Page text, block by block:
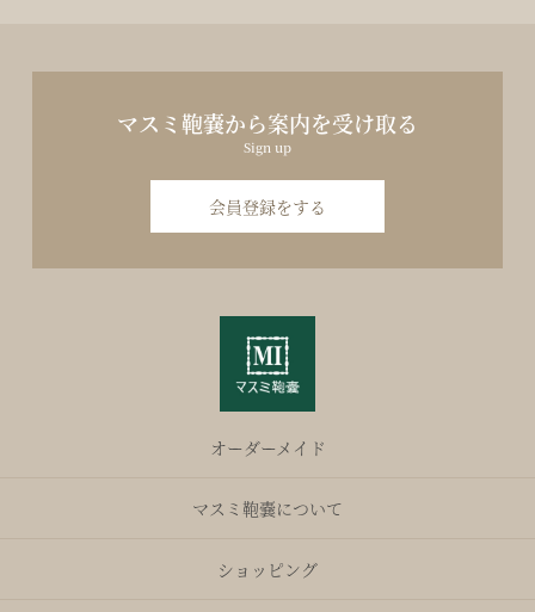
マスミ鞄嚢から案内を受け取る
Sign up
会員登録をする
オーダーメイド
マスミ鞄嚢について
ショッピング